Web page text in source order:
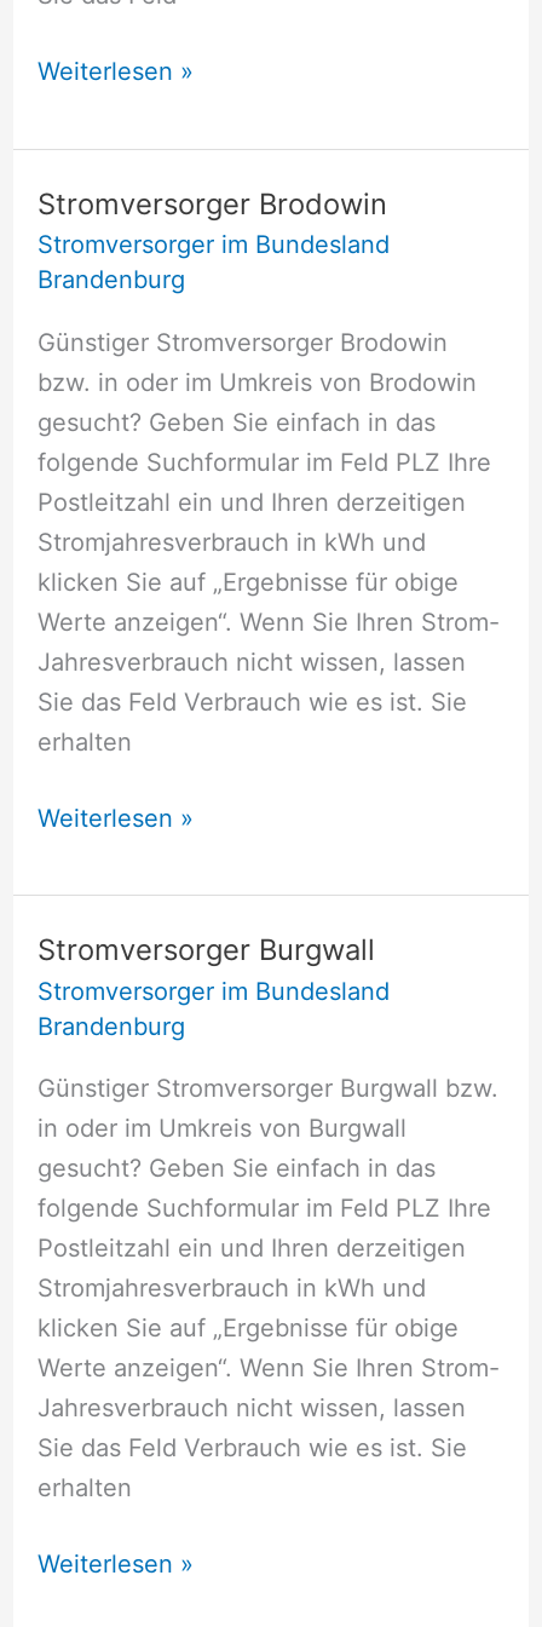
Stromversorger
an
der
Havel
Weiterlesen »
Stromversorger Brodowin
Stromversorger im Bundesland
Brandenburg
Günstiger Stromversorger Brodowin
bzw. in oder im Umkreis von Brodowin
gesucht? Geben Sie einfach in das
folgende Suchformular im Feld PLZ Ihre
Postleitzahl ein und Ihren derzeitigen
Stromjahresverbrauch in kWh und
klicken Sie auf „Ergebnisse für obige
Werte anzeigen“. Wenn Sie Ihren Strom-
Jahresverbrauch nicht wissen, lassen
Sie das Feld Verbrauch wie es ist. Sie
erhalten
Stromversorger
Weiterlesen »
Stromversorger Burgwall
Stromversorger im Bundesland
Brandenburg
Günstiger Stromversorger Burgwall bzw.
in oder im Umkreis von Burgwall
gesucht? Geben Sie einfach in das
folgende Suchformular im Feld PLZ Ihre
Postleitzahl ein und Ihren derzeitigen
Stromjahresverbrauch in kWh und
klicken Sie auf „Ergebnisse für obige
Werte anzeigen“. Wenn Sie Ihren Strom-
Jahresverbrauch nicht wissen, lassen
Sie das Feld Verbrauch wie es ist. Sie
erhalten
Stromversorger
Weiterlesen »